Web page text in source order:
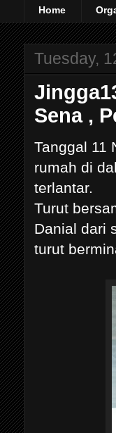
Home
Tuesday,
Sena ,
Tanggal 11
rumah di
terlantar.
Turut
Danial dari
turut